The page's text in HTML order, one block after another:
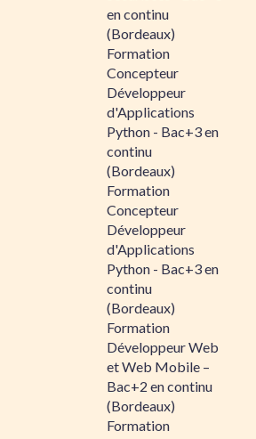
en continu
(Bordeaux)
Formation
Concepteur
Développeur
d'Applications
Python - Bac+3 en
continu
(Bordeaux)
Formation
Concepteur
Développeur
d'Applications
Python - Bac+3 en
continu
(Bordeaux)
Formation
Développeur Web
et Web Mobile –
Bac+2 en continu
(Bordeaux)
Formation